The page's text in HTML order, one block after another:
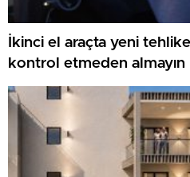
İkinci el araçta yeni
kontrol etmeden almayın